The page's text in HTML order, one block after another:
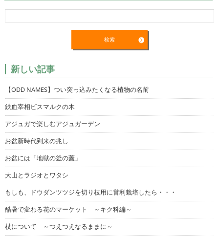
新しい記事
【ODD NAMES】つい突っ込みたくなる植物の名前
鉄血宰相ビスマルクの木
アジュガで楽しむアジュガーデン
お盆新時代到来の兆し
お盆には「地獄の釜の蓋」
大山とラジオとワタシ
もしも、ドウダンツツジを切り枝用に営利栽培したら・・・
酷暑で変わる花のマーケット ～キク科編～
杖について ～つえつえなるままに～